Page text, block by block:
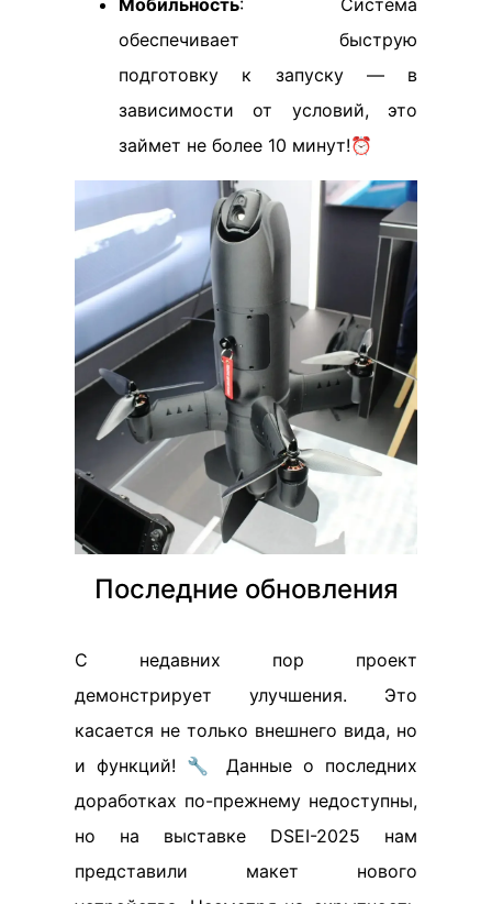
обеспечивает быструю
подготовку к запуску — в
зависимости от условий, это
займет не более 10 минут!⏰
Последние обновления
С недавних пор проект
демонстрирует улучшения. Это
касается не только внешнего вида, но
и функций! 🔧 Данные о последних
доработках по-прежнему недоступны,
но на выставке DSEI-2025 нам
представили макет нового